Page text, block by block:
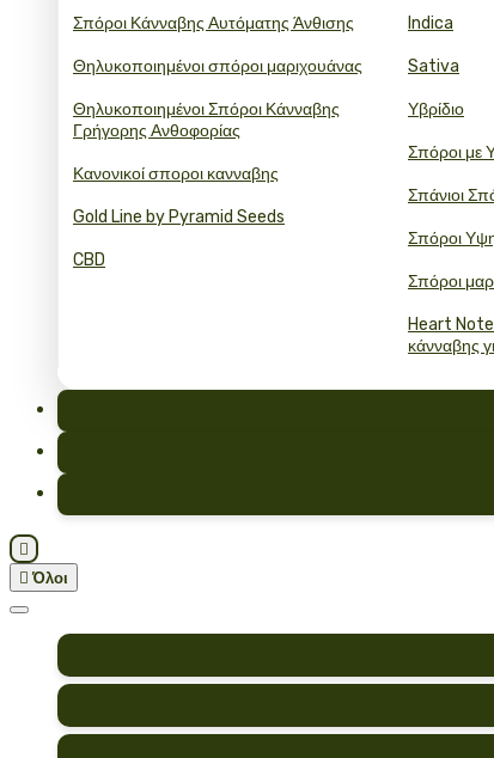
Σπόροι Κάνναβης Αυτόματης Άνθισης
Θηλυκοποιημένοι σπόροι μαριχουάνας
Θηλυκοποιημένοι Σπόροι Κάνναβης
Γρήγορης Ανθοφορίας
Κανονικοί σποροι κανναβης
Gold Line by Pyramid Seeds
CBD
Indica
Sativa
Υβρίδιο
Σπόροι με
Σπάνιοι
Σπόροι
Σπόροι
Heart
κάνναβης

 Όλοι